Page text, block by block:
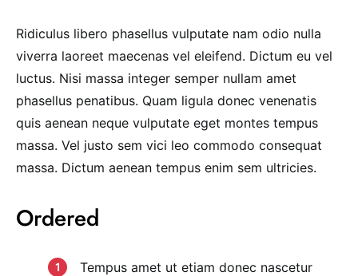
Ridiculus libero phasellus vulputate nam odio nulla
viverra laoreet maecenas vel eleifend. Dictum eu vel
luctus. Nisi massa integer semper nullam amet
phasellus penatibus. Quam ligula donec venenatis
quis aenean neque vulputate eget montes tempus
massa. Vel justo sem vici leo commodo consequat
massa. Dictum aenean tempus enim sem ultricies.
Ordered
Tempus amet ut etiam donec nascetur